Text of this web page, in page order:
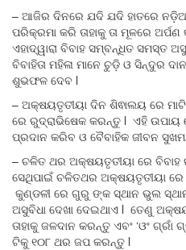
– ଆଜିର ଦିନରେ ଯଦି ଯଦି ହାତରେ
ପରିକ୍ରମା କରି ତାହାକୁ ତା ମୂଳରେ
ଏହାଦ୍ୱାରା ବିବାହ ସମ୍ବନ୍ଧିତ ସମସ୍ତ
ବିବାହିତା ମହିଳା ମାନେ ଚୁଡ଼ି ଓ ସିନ୍ଦୁର
ଶୁଭଫଳ ଦେବ l
– ଅକ୍ଷୟତୃତୀୟା ଦିନ ଶିଵାଲୟ ରେ
ରେ ରୁଦ୍ରାଭିଷେକ କରନ୍ତୁ l ଏହି ଉପାୟ
ପ୍ରଦାନ କରିବ ଓ ବୈବାହିକ ଜୀବନ
– ଚଳିତ ଥର ଅକ୍ଷୟତୃତୀୟା ରେ ବିବାହ
ସେଥିପାଇଁ ଚଳିତଥର ଅକ୍ଷୟତୃତୀୟା ରେ
କୁଣ୍ଡଳୀ ରେ ଗୁରୁ ଙ୍କ ସ୍ଥାନ ଭୁଲ
ଅସୁବିଧା ଦେଖା ଦେଇଥାଏ l ତେଣୁ
ତାହାକୁ ଜଳଦାନ କରନ୍ତୁ ଏବଂ ‘ଓଂ
ଟିକୁ ୧୦୮ ଥର ଜପ କରନ୍ତୁ l